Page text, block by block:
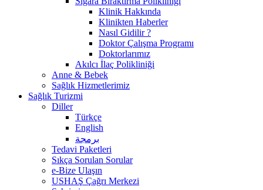
Klinik Hakkında
Klinikten Haberler
Nasıl Gidilir ?
Doktor Çalışma Programı
Doktorlarımız
Akılcı İlaç Polikliniği
Anne & Bebek
Sağlık Hizmetlerimiz
Sağlık Turizmi
Diller
Türkçe
English
برمجة
Tedavi Paketleri
Sıkça Sorulan Sorular
e-Bize Ulaşın
USHAŞ Çağrı Merkezi